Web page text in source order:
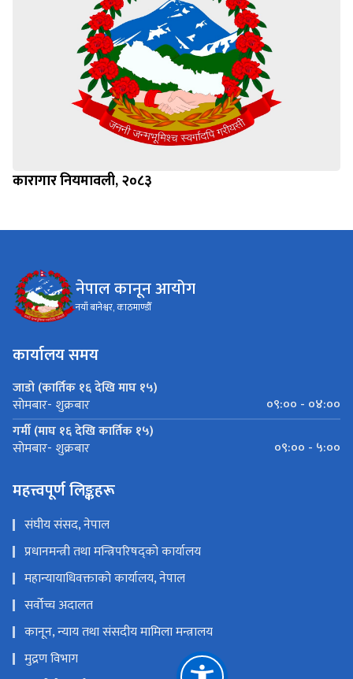
कारागार नियमावली, २०८३
नेपाल कानून आयोग
नयाँ बानेश्वर, काठमाण्डौँ
कार्यालय समय
जाडो (कार्तिक १६ देखि माघ १५)
सोमबार- शुक्रबार
०९:०० - ०४:००
गर्मी (माघ १६ देखि कार्तिक १५)
सोमबार- शुक्रबार ०९:०० - ५:००
महत्त्वपूर्ण लिङ्कहरू
संघीय संसद, नेपाल
प्रधानमन्त्री तथा मन्त्रिपरिषद्को कार्यालय
महान्यायाधिवक्ताको कार्यालय, नेपाल
सर्वोच्च अदालत
कानून, न्याय तथा संसदीय मामिला मन्त्रालय
मुद्रण विभाग